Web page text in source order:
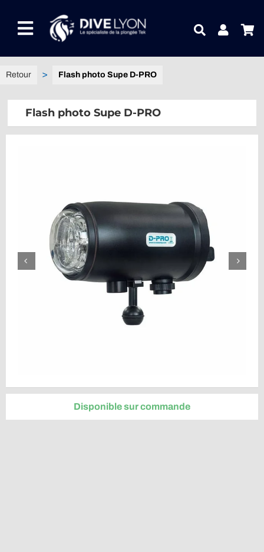
contenuToggle
Navigation
NOTRE UNIVERS PRODUITS
CONTACTEZ-NOUS
Flash photo Supe D-PRO
Flash photo Supe D-PRO
Disponible sur commande